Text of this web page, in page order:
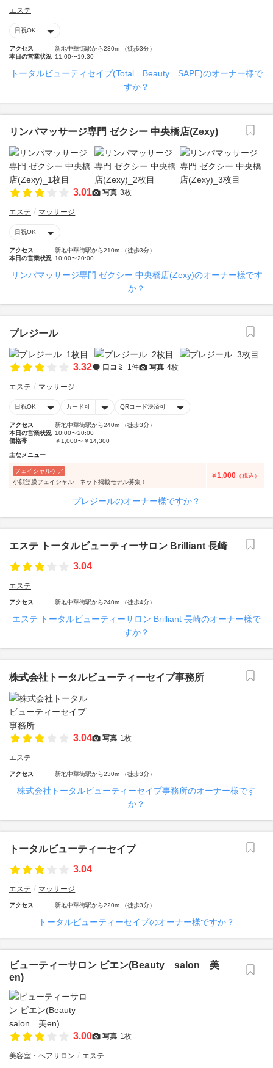
エステ
日祝OK
アクセス
新地中華街駅から230m （徒歩3分）
本日の営業状況 11:00〜19:30
トータルビューティセイプ(Total Beauty SAPE)のオーナー様で
すか？
リンパマッサージ専門 ゼクシー 中央橋店(Zexy)
3.01 写真 3枚
エステ マッサージ
日祝OK
アクセス
新地中華街駅から210m （徒歩3分）
本日の営業状況 10:00〜20:00
リンパマッサージ専門 ゼクシー 中央橋店(Zexy)のオーナー様です
か？
プレジール
3.32 口コミ 1件 写真 4枚
エステ マッサージ
日祝OK カード可 QRコード決済可
アクセス
新地中華街駅から240m （徒歩3分）
本日の営業状況 10:00〜20:00
価格帯
￥1,000〜￥14,300
主なメニュー
フェイシャルケア
小顔筋膜フェイシャル ネット掲載モデル募集！
￥1,000 （税込）
プレジールのオーナー様ですか？
エステ トータルビューティーサロン Brilliant 長崎
3.04
エステ
アクセス 新地中華街駅から240m （徒歩4分）
エステ トータルビューティーサロン Brilliant 長崎のオーナー様で
すか？
株式会社トータルビューティーセイプ事務所
3.04 写真 1枚
エステ
アクセス 新地中華街駅から230m （徒歩3分）
株式会社トータルビューティーセイプ事務所のオーナー様です
か？
トータルビューティーセイプ
3.04
エステ マッサージ
アクセス 新地中華街駅から220m （徒歩3分）
トータルビューティーセイプのオーナー様ですか？
ビューティーサロン ビエン(Beauty salon 美
en)
3.00 写真 1枚
美容室・ヘアサロン エステ